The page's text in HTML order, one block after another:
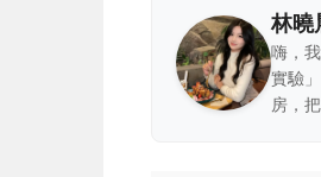
林曉
嗨，
實驗
房，